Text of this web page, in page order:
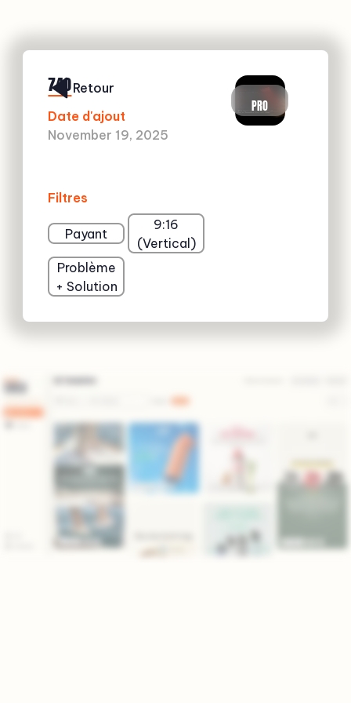
740
Date d'ajout
November 19, 2025
Filtres
Payant
9:16
(Vertical)
Problème
+ Solution
PRO
Retour